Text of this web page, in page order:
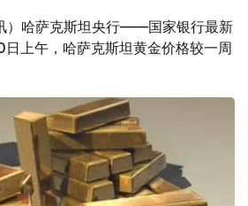
）哈萨克斯坦央行——国家银行最新
上午，哈萨克斯坦黄金价格较一周